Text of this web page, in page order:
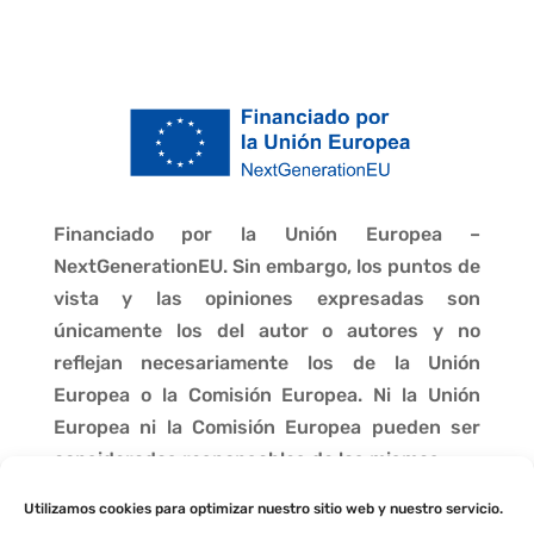
Utilizamos cookies para optimizar nuestro sitio web y nuestro servicio.
Financiado por la Unión Europea –
NextGenerationEU. Sin embargo, los puntos de
vista y las opiniones expresadas son
únicamente los del autor o autores y no
reflejan necesariamente los de la Unión
Europea o la Comisión Europea. Ni la Unión
Europea ni la Comisión Europea pueden ser
consideradas responsables de las mismas.